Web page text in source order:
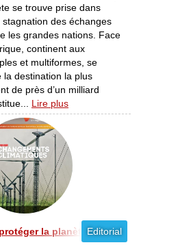
se trouve prise dans
stagnation des échanges
les grandes nations. Face
continent aux
et multiformes, se
la destination la plus
de près d’un milliard
Lire plus
Editorial
la planète [03-04/2013]